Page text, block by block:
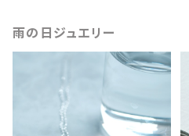
雨の日ジュエリー